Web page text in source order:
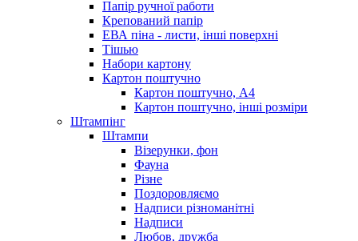
Папір ручної работи
Крепований папір
ЕВА піна - листи, інші поверхні
Тішью
Набори картону
Картон поштучно
Картон поштучно, А4
Картон поштучно, інші розміри
Штампінг
Штампи
Візерунки, фон
Фауна
Різне
Поздоровляємо
Надписи різноманітні
Надписи
Любов, дружба